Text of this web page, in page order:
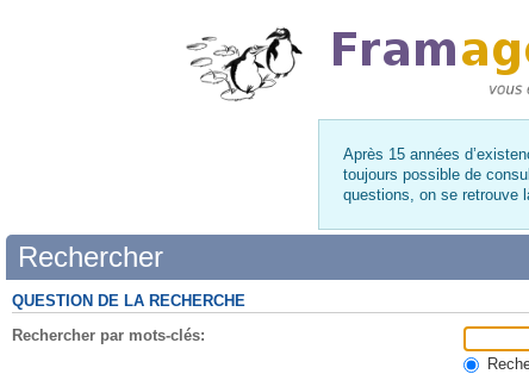
Après 15 années
toujours possible de
questions, on se retrouve
Rechercher
QUESTION DE LA RECHERCHE
Rechercher par mots-clés: